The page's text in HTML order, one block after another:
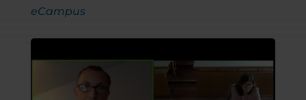
eCampus